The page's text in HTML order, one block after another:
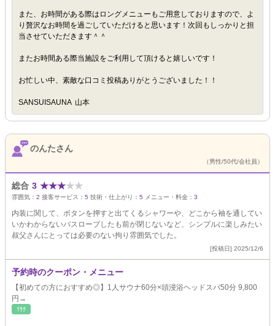
また、お時間がある際はロングメニューもご用意しておりますので、よ
り贅沢なお時間を過ごしていただけると思います！次回もしっかりと担
当させていただきます＾＾
またお時間ある際当施設をご利用して頂けると嬉しいです！
お忙しい中、素敵な口コミ投稿ありがとうございました！！
SANSUISAUNA 山本
のんたさん
（男性/50代/会社員）
総合 3 ★★★★★
雰囲気： 2 接客サービス： 5 技術・仕上がり： 5 メニュー・料金： 3
内装に関して、ボタンを押すと出てくるシャワーや、どこから袖を通してい
いかわからないバスローブしたも前が閉じないなど、シンプルに楽しみたい
叔父さんにとっては必要のない拘り雰囲気でした。
[投稿日] 2025/12/6
予約時のクーポン・メニュー
【初めての方におすすめ◎】1人サウナ60分×頭浸浴ヘッドスパ50分 9,800
円→
ﾘﾗｸ